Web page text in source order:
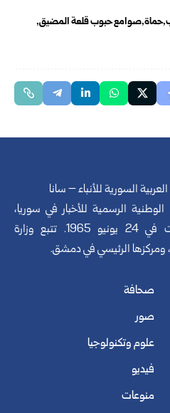
حماة صوامع حبوب قلعة المضيق
العربية السورية للأنباء – سانا
الوطنية الرسمية للأخبار في سوريا،
تأسست في 24 يونيو 1965. تتبع وزارة
ومركزها الرئيسي في دمشق.
صحافة
صور
علوم وتكنولوجيا
فيديو
منوعات